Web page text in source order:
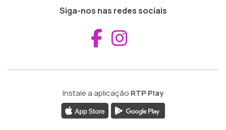
Siga-nos nas redes sociais
Aceder ao
Instale a aplicação RTP Play